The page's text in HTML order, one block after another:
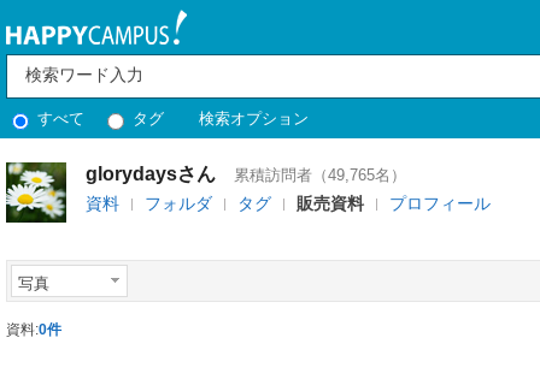
すべて タグ 検索オプション
glorydaysさん 累積訪問者（49,765名）
資料 フォルダ タグ 販売資料 プロフィール
写真
資料:0件